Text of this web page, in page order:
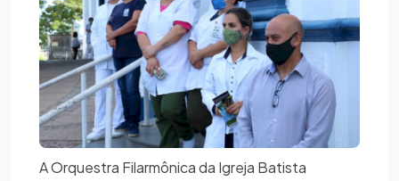
A Orquestra Filarmônica da Igreja Batista